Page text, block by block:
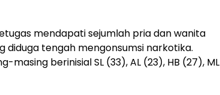
mendapati sejumlah pria dan wanita
tengah mengonsumsi narkotika.
masing berinisial SL (33), AL (23), HB (27), ML